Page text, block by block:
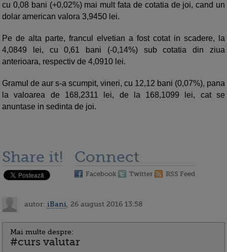
cu 0,08 bani (+0,02%) mai mult fata de cotatia de joi, cand un
dolar american valora 3,9450 lei.
Pe de alta parte, francul elvetian a fost cotat in scadere, la
4,0849 lei, cu 0,61 bani (-0,14%) sub cotatia din ziua
anterioara, respectiv de 4,0910 lei.
Gramul de aur s-a scumpit, vineri, cu 12,12 bani (0,07%), pana
la valoarea de 168,2311 lei, de la 168,1099 lei, cat se
anuntase in sedinta de joi.
Share it! Connect
Facebook Twitter RSS Feed
autor: iBani , 26 august 2016 13:58
Mai multe despre:
#curs valutar